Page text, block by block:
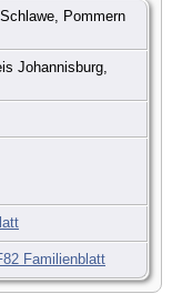
Pommern
Johannisburg,
Familienblatt